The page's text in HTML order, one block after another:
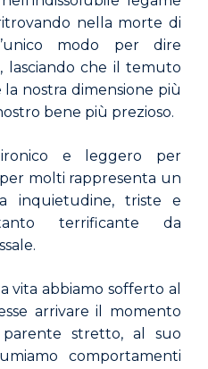
nella morte di
modo per dire
lasciando che il temuto
nostra dimensione più
bene più prezioso.
e leggero per
molti rappresenta un
inquietudine, triste e
terrificante da
vita abbiamo sofferto al
arrivare il momento
stretto, al suo
comportamenti